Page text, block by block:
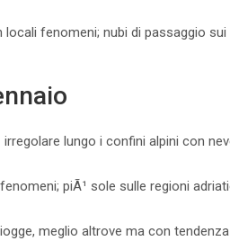
fenomeni; nubi di passaggio sui
lungo i confini alpini con
piÃ¹ sole sulle regioni
meglio altrove ma con